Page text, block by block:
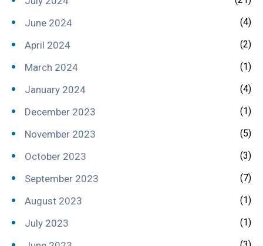
June 2024 (4)
April 2024 (2)
March 2024 (1)
January 2024 (4)
December 2023 (1)
November 2023 (5)
October 2023 (3)
September 2023 (7)
August 2023 (1)
July 2023 (1)